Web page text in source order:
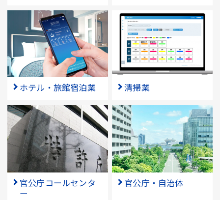
ホテル・旅館宿泊業 清掃業
官公庁コールセンタ
ー
官公庁・自治体